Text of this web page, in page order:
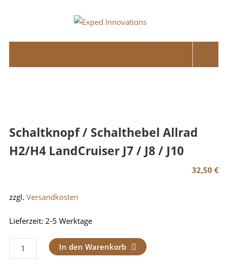
Exped
Schaltknopf / Schalthebel Allrad
H2/H4 LandCruiser J7 / J8 / J10
32,50€
zzgl. Versandkosten
Lieferzeit: 2-5 Werktage
Schaltknopf
/
In den Warenkorb